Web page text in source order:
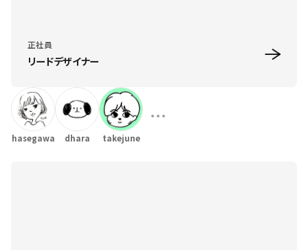
正社員
リードデザイナー
hasegawa dhara takejune